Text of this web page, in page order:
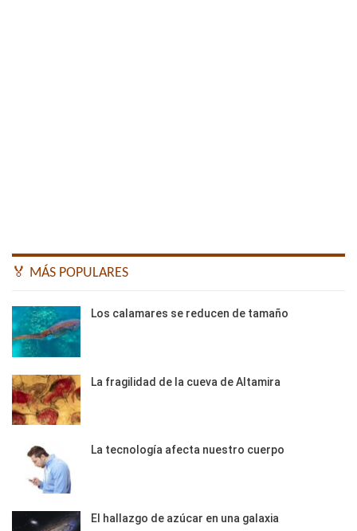
🏅 MÁS POPULARES
Los calamares se reducen de tamaño
La fragilidad de la cueva de Altamira
La tecnología afecta nuestro cuerpo
El hallazgo de azúcar en una galaxia